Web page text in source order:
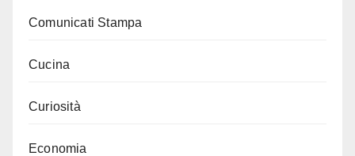
Comunicati Stampa
Cucina
Curiosità
Economia